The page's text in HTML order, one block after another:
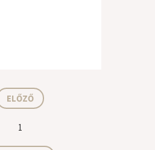
ELŐZŐ
1